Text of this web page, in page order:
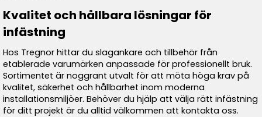
Kvalitet och hållbara lösningar för
infästning
Hos Tregnor hittar du slagankare och tillbehör från
etablerade varumärken anpassade för professionellt bruk.
Sortimentet är noggrant utvalt för att möta höga krav på
kvalitet, säkerhet och hållbarhet inom moderna
installationsmiljöer. Behöver du hjälp att välja rätt infästning
för ditt projekt är du alltid välkommen att kontakta oss.